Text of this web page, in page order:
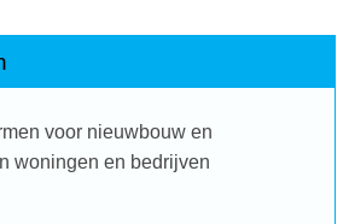
voor nieuwbouw en
woningen en bedrijven